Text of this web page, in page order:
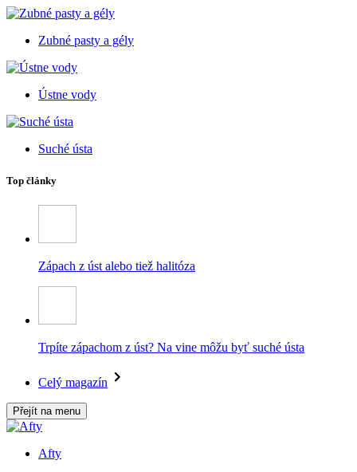
Zubné pasty a gély
Ústne vody
Suché ústa
Top články
Zápach z úst alebo tiež halitóza
Trpíte zápachom z úst? Na vine môžu byť suché ústa
Celý magazín
Přejít na menu
Afty